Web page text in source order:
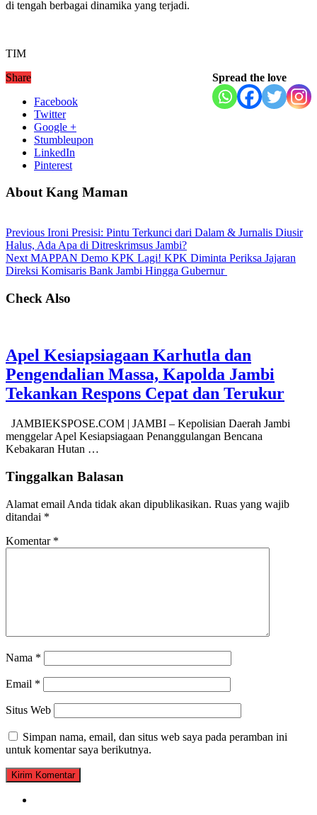
di tengah berbagai dinamika yang terjadi.
TIM
Spread the love
Share
Facebook
Twitter
Google +
Stumbleupon
LinkedIn
Pinterest
About Kang Maman
Previous Ironi Presisi: Pintu Terkunci dari Dalam & Jurnalis Diusir
Halus, Ada Apa di Ditreskrimsus Jambi?
Next ‎MAPPAN Demo KPK Lagi! KPK Diminta Periksa Jajaran
Direksi Komisaris Bank Jambi Hingga Gubernur ‎
Check Also
Apel Kesiapsiagaan Karhutla dan
Pengendalian Massa, Kapolda Jambi
Tekankan Respons Cepat dan Terukur
JAMBIEKSPOSE.COM | JAMBI – Kepolisian Daerah Jambi
menggelar Apel Kesiapsiagaan Penanggulangan Bencana
Kebakaran Hutan …
Tinggalkan Balasan
Alamat email Anda tidak akan dipublikasikan. Ruas yang wajib
ditandai *
Komentar *
Nama *
Email *
Situs Web
Simpan nama, email, dan situs web saya pada peramban ini
untuk komentar saya berikutnya.